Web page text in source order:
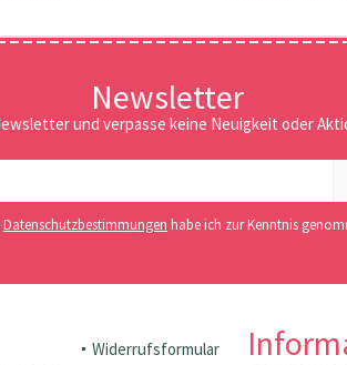
Newsletter
und verpasse keine Neuigkeit oder
Datenschutzbestimmungen habe ich zur Kenntnis
Widerrufsformular